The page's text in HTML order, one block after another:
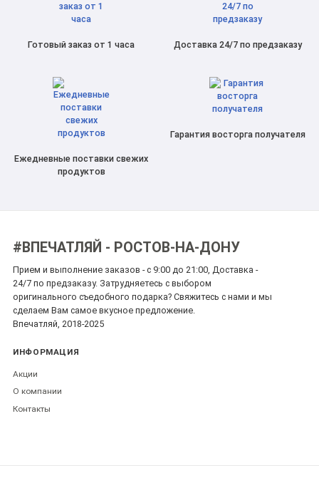
Готовый заказ от 1 часа Доставка 24/7 по предзаказу
Ежедневные поставки свежих
продуктов
Гарантия восторга получателя
#ВПЕЧАТЛЯЙ - РОСТОВ-НА-ДОНУ
Прием и выполнение заказов - с 9:00 до 21:00, Доставка -
24/7 по предзаказу. Затрудняетесь с выбором
оригинального съедобного подарка? Свяжитесь с нами и мы
сделаем Вам самое вкусное предложение.
Впечатляй, 2018-2025
ИНФОРМАЦИЯ
Акции
О компании
Контакты